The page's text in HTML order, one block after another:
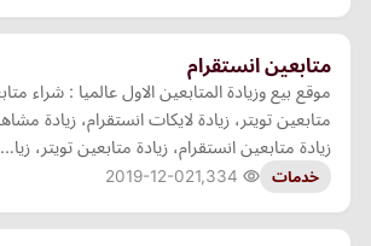
متابعين انستقرام
موقع بيع وزيادة المتابعين الاول عالميا : شراء
متابعين تويتر، زيادة لايكات انستقرام، زيادة
زيادة متابعين انستقرام، زيادة متابعين تويتر، زيا…
خدمات 2019-12-02